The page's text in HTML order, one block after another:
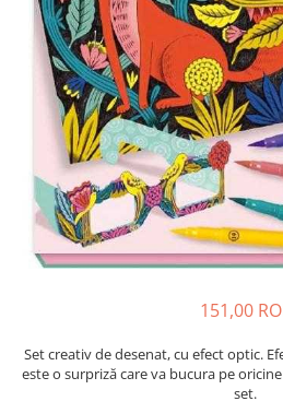
151,00
Set creativ de desenat, cu efect optic.
este o surpriză care va bucura pe
set.